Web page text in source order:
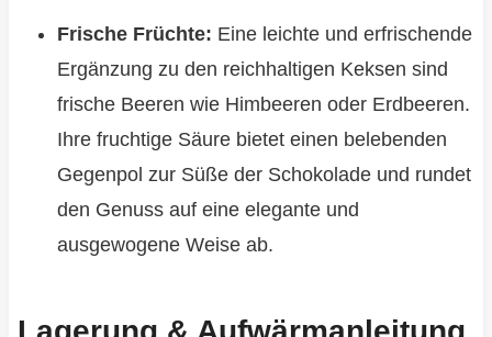
Frische Früchte: Eine leichte und erfrischende
Ergänzung zu den reichhaltigen Keksen sind
frische Beeren wie Himbeeren oder Erdbeeren.
Ihre fruchtige Säure bietet einen belebenden
Gegenpol zur Süße der Schokolade und rundet
den Genuss auf eine elegante und
ausgewogene Weise ab.